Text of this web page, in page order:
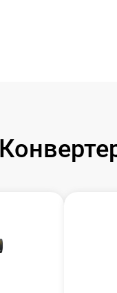
от 60 мин